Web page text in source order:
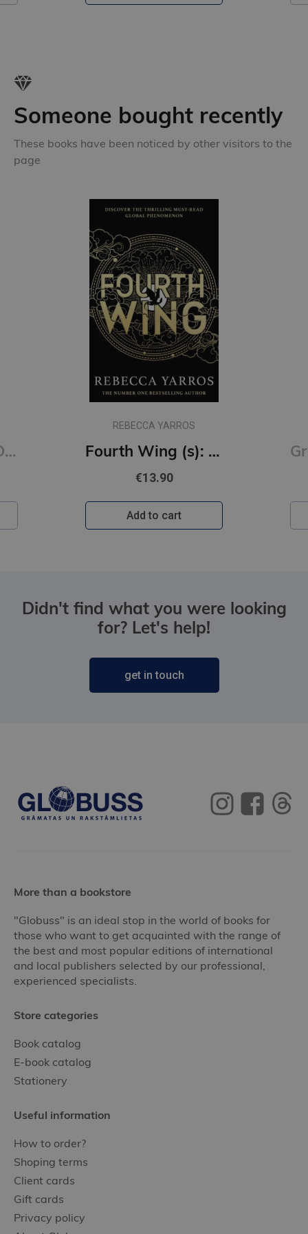
Someone bought recently
These books have been noticed by other visitors to the
page
€0.39
Add to cart
Didn't find what you were looking
for? Let's help!
get in touch
More than a bookstore
"Globuss" is an ideal stop in the world of books for
those who want to get acquainted with the range of
the best and most popular editions of international
and local publishers selected by our professional,
experienced specialists.
Store categories
Book catalog
E-book catalog
Stationery
Useful information
How to order?
Shoping terms
Client cards
Gift cards
Privacy policy